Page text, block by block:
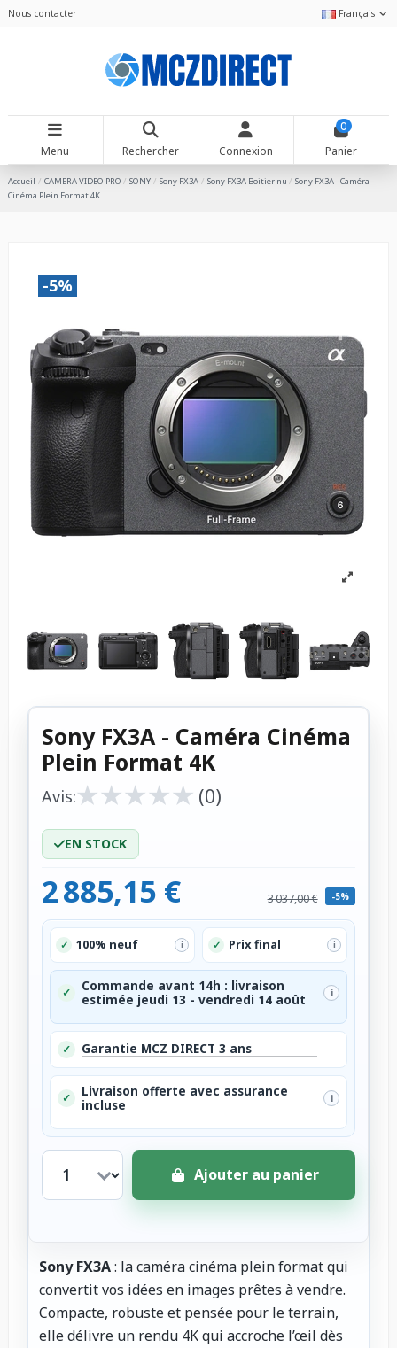
Nous contacter Français
Menu Rechercher Connexion
0
Panier
Accueil CAMERA VIDEO PRO SONY Sony FX3A Sony FX3A Boitier nu
Sony FX3A - Caméra
Cinéma Plein Format 4K
-5%
Sony FX3A - Caméra Cinéma
Plein Format 4K
Avis:★
★★
★★
★★
★★
★ (0)
EN STOCK
2 885,15 € 3 037,00 € -5%
✓ 100% neuf i ✓ Prix final i
✓
Commande avant 14h : livraison
estimée jeudi 13 - vendredi 14 août
i
✓ Garantie MCZ DIRECT 3 ans
✓
Livraison offerte avec assurance
incluse
i
Ajouter au panier
Sony FX3A: la caméra cinéma plein format qui
convertit vos idées en images prêtes à vendre.
Compacte, robuste et pensée pour le terrain,
elle délivre un rendu 4K qui accroche l’œil dès